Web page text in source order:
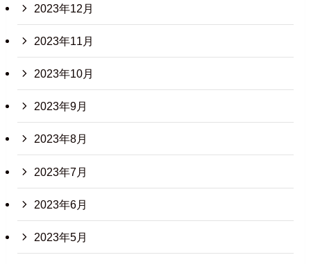
2023年12月
2023年11月
2023年10月
2023年9月
2023年8月
2023年7月
2023年6月
2023年5月